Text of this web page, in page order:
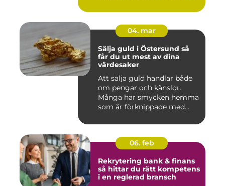
04. mar
Sälja guld i Östersund så
får du ut mest av dina
värdesaker
Att sälja guld handlar både
om pengar och känslor.
Många har smycken hemma
som är förknippade med
06. feb
Rekrytering bank & finans
så hittar du rätt kompetens
i en reglerad bransch